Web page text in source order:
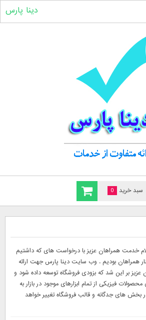
سبد خرید 0
دینا پارس
خدمت همراهان عزیز با درخواست های که داشتیم
که کنار همراهان بودیم . وب سایت دینا پارس جهت ارائه
بر این شد که بزودی فروشگاه توسعه داده شود و
فیزیکی از تمام ابزارهای موجود در بازار به
بخش های جدگانه و قالب فروشگاه تغییر خواهد